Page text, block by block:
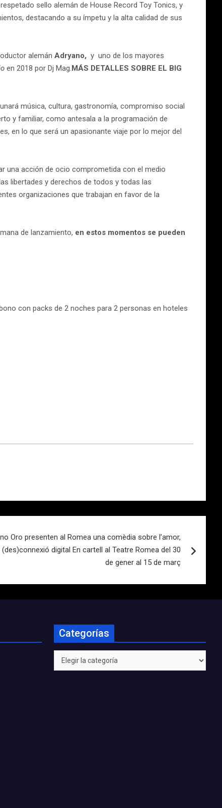
sello alemán de House Record Toy Tonics, y
destacando a su ímpetu y la alta calidad de sus
alemán Adryano, y uno de los mayores
en 2018 por Dj Mag.MÁS DETALLES SOBRE EL BIG
música, cultura, gastronomía, compromiso social
y familiar, como antesala a la programación de
en lo que será un apasionante viaje por lo mejor del
una acción de ocio comprometida con el medio
libertades y derechos de todos y todas las
organizaciones que trabajan en favor de la
de lanzamiento, en estos momentos se pueden
con packs de 2 noches para 2 personas en hoteles
Oro presenten al Romea una comèdia sobre l’amor,
digital En cartell al Teatre Romea del 30
de gener al 15 de març
Categorías
Categorías